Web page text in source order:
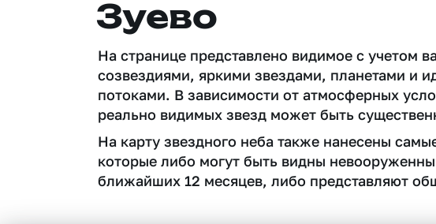
Зуево
На странице представлено видимое c учетом
созвездиями, яркими звездами, планетами и
потоками. В зависимости от атмосферных
реально видимых звезд может быть
На карту звездного неба также нанесены
которые либо могут быть видны
ближайших 12 месяцев, либо представляют